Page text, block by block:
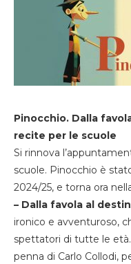
Pinocchio. Dalla
recite per le scuole
Si rinnova
scuole. Pinocchio è
2024/25, e torna ora
– Dalla favola al
ironico e avventuroso,
spettatori di tutte le età.
penna di Carlo Collodi,